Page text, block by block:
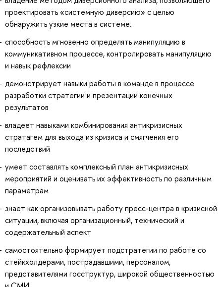
проектировать «системную диверсию» с целью
обнаружить узкие места в системе.
способность мгновенно определять манипуляцию в
коммуникативном процессе, контролировать манипуляцию
и навык рефлексии
демонстрирует навыки работы в команде в процессе
разработки стратегии и презентации конечных
результатов
владеет навыками комбинирования антикризисных
стратагем для выхода из кризиса и смягчения его
последствий
умеет составлять комплексный план антикризисных
мероприятий и оценивать их эффективность по различным
параметрам
знает как организовывать работу пресс-центра в кризисной
ситуации, включая организационный, технический и
содержательный аспект
самостоятельно формирует подстратегии по работе со
стейкхолдерами, пострадавшими, персоналом,
представителями госструктур, широкой общественностью